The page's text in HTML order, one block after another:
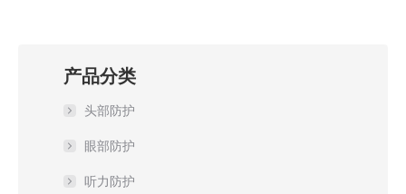
产品分类
头部防护
眼部防护
听力防护